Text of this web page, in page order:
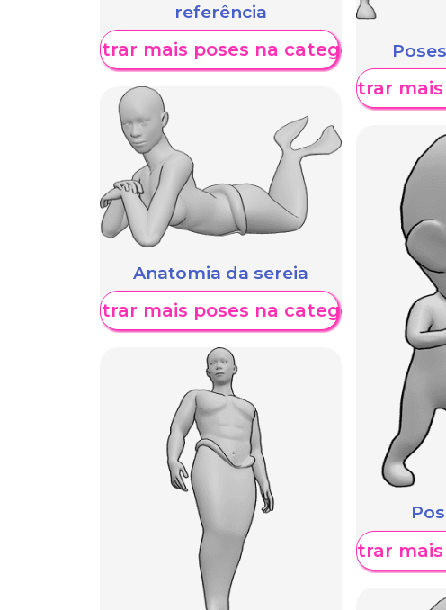
referência
Mostrar mais poses na categoria
Anatomia da sereia
Mostrar mais poses na categoria
Mostrar
Mostrar